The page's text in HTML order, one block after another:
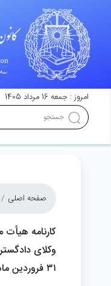
امروز : جمعه 16 مرداد 1405
صفحه اصلی
کارنامه
وکلای
۳۱ فروردین ماه ۱۴۰۴ )